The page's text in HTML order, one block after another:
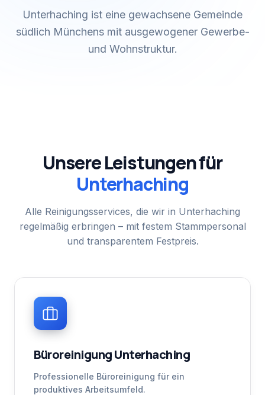
Unterhaching ist eine gewachsene Gemeinde
südlich Münchens mit ausgewogener Gewerbe-
und Wohnstruktur.
Unsere Leistungen für
Unterhaching
Alle Reinigungsservices, die wir in Unterhaching
regelmäßig erbringen – mit festem Stammpersonal
und transparentem Festpreis.
Büroreinigung Unterhaching
Professionelle Büroreinigung für ein
produktives Arbeitsumfeld.